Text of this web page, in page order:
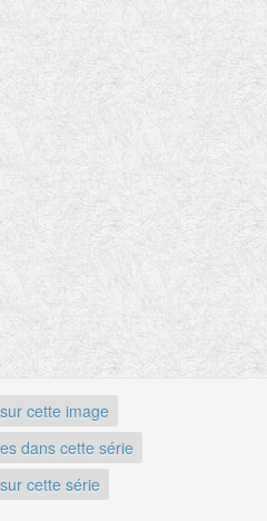
cette image
dans cette série
cette série